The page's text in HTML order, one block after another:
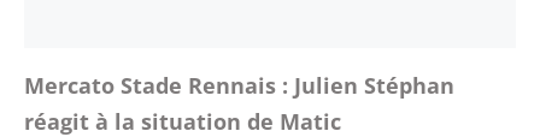
Mercato Stade Rennais : Julien Stéphan
réagit à la situation de Matic